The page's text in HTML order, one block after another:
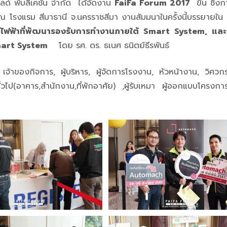
ด์ พับลิเคชั่น จำกัด ได้จัดงาน FaiFa Forum 2017
ขึ้น ซึ่งก
รงแรม สีมาธานี จ.นครราชสีมา งานสัมมนาในครั้งนี้บรรยายใน
าที่พัฒนารองรับการทำงานภายใต้ Smart System, และ
System
โดย รศ. ดร. ธเนศ ธนิตย์ธีรพันธ์
เจ้าของกิจการ, ผู้บริหาร, ผู้จัดการโรงงาน, หัวหน้างาน, วิศว
วไป(อาคาร,สำนักงาน,ที่พักอาศัย) ,ผู้รับเหมา ผู้ออกแบบโครง